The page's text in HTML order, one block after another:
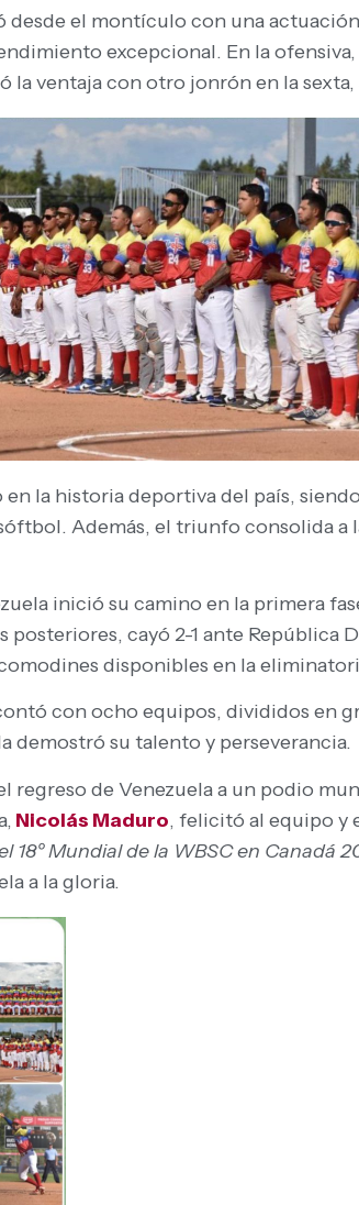
el montículo con una
excepcional. En la
la ventaja con otro jonrón en la
la historia deportiva del país,
Además, el triunfo consolida
inició su camino en la primera
posteriores, cayó 2-1 ante República
disponibles en la
con ocho equipos, divididos en
demostró su talento y perseverancia.
regreso de Venezuela a un podio
Nicolás Maduro, felicitó al equipo y
18º Mundial de la WBSC en Canadá
a la gloria.